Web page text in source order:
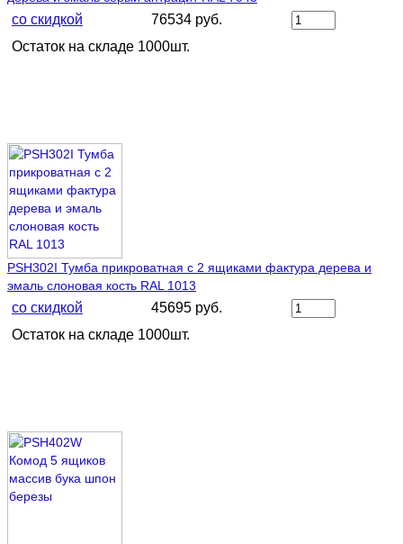
со скидкой
76534 руб.
Остаток на складе 1000шт.
PSH302I Тумба прикроватная c 2 ящиками фактура дерева и
эмаль слоновая кость RAL 1013
со скидкой
45695 руб.
Остаток на складе 1000шт.